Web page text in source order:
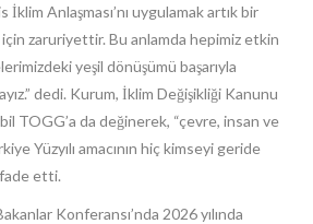
Anlaşması’nı uygulamak artık bir
zaruriyettir. Bu anlamda hepimiz etkin
yeşil dönüşümü başarıyla
dedi. Kurum, İklim Değişikliği Kanunu
TOGG’a da değinerek, “çevre, insan ve
Yüzyılı amacının hiç kimseyi geride
etti.
Konferansı’nda 2026 yılında